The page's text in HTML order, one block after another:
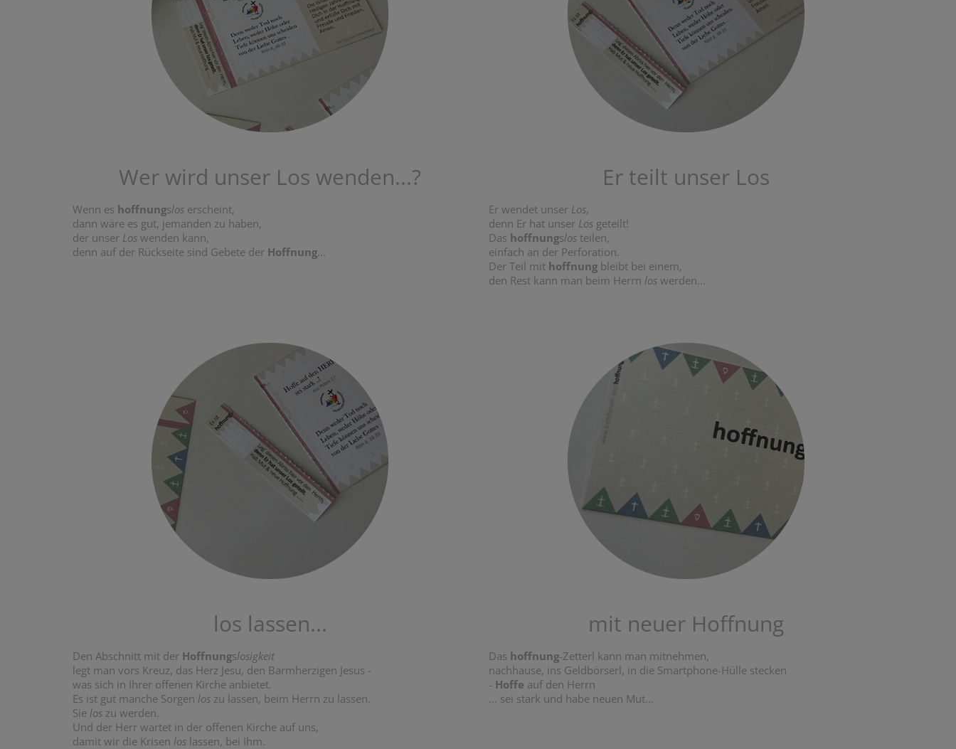
Wer wird unser Los wenden...?
Wenn es hoffnungslos erscheint,
dann wäre es gut, jemanden zu haben,
der unser Los wenden kann,
denn auf der Rückseite sind Gebete der Hoffnung...
Er teilt unser Los
Er wendet unser Los,
denn Er hat unser Los geteilt!
Das hoffnungslos teilen,
einfach an der Perforation.
Der Teil mit hoffnung bleibt bei einem,
den Rest kann man beim Herrn los werden…
los lassen...
Den Abschnitt mit der Hoffnungslosigkeit
legt man vors Kreuz, das Herz Jesu, den Barmherzigen Jesus -
was sich in Ihrer offenen Kirche anbietet.
Es ist gut manche Sorgen los zu lassen, beim Herrn zu lassen.
Sie los zu werden.
Und der Herr wartet in der offenen Kirche auf uns,
damit wir die Krisen los lassen, bei Ihm.
mit neuer Hoffnung
Das hoffnung-Zetterl kann man mitnehmen,
nachhause, ins Geldbörserl, in die Smartphone-Hülle stecken
- Hoffe auf den Herrn
… sei stark und habe neuen Mut…